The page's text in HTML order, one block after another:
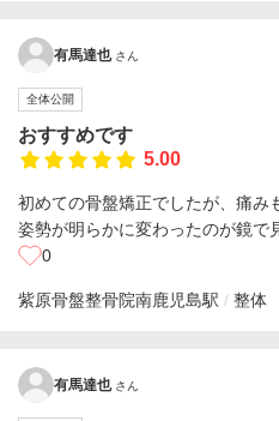
有馬達也 さん
全体公開
おすすめです
5.00
初めての骨盤矯正でしたが、痛み
姿勢が明らかに変わったのが鏡で
0
紫原骨盤整骨院南鹿児島駅 整体
有馬達也 さん